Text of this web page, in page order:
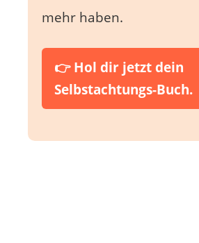
mehr haben.
👉 Hol dir jetzt dein
Selbstachtungs-Buch.